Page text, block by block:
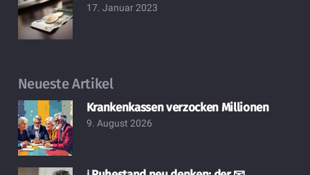
17. Januar 2023
Neueste Artikel
Krankenkassen verzocken Millionen
9. August 2026